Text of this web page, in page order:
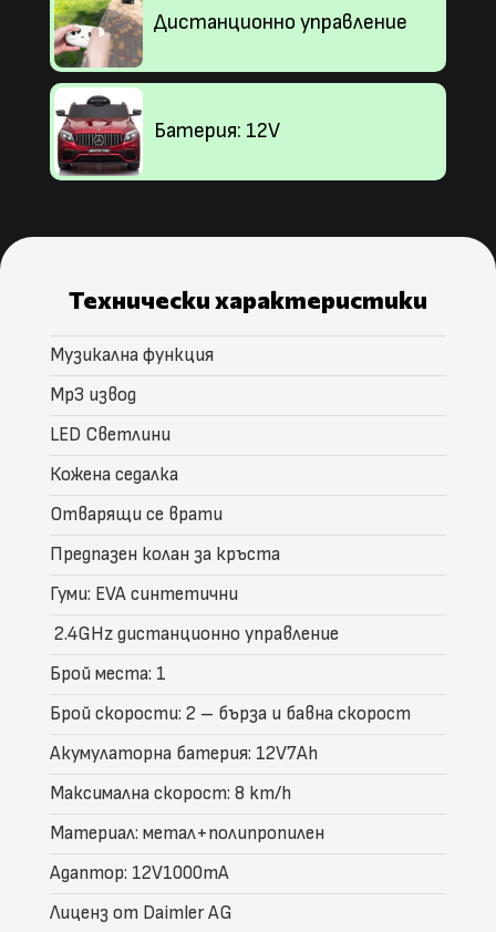
Дистанционно управление
Батерия: 12V
Технически характеристики
Музикална функция
Мp3 извод
LED Светлини
Кожена седалка
Отварящи се врати
Предпазен колан за кръста
Гуми: EVA синтетични
2.4GHz дистанционно управление
Брой места: 1
Брой скорости: 2 – бърза и бавна скорост
Акумулаторна батерия: 12V7Ah
Максимална скорост: 8 km/h
Материал:​ метал+полипропилен
Адаптор: 12V1000mA
Лиценз от Daimler AG